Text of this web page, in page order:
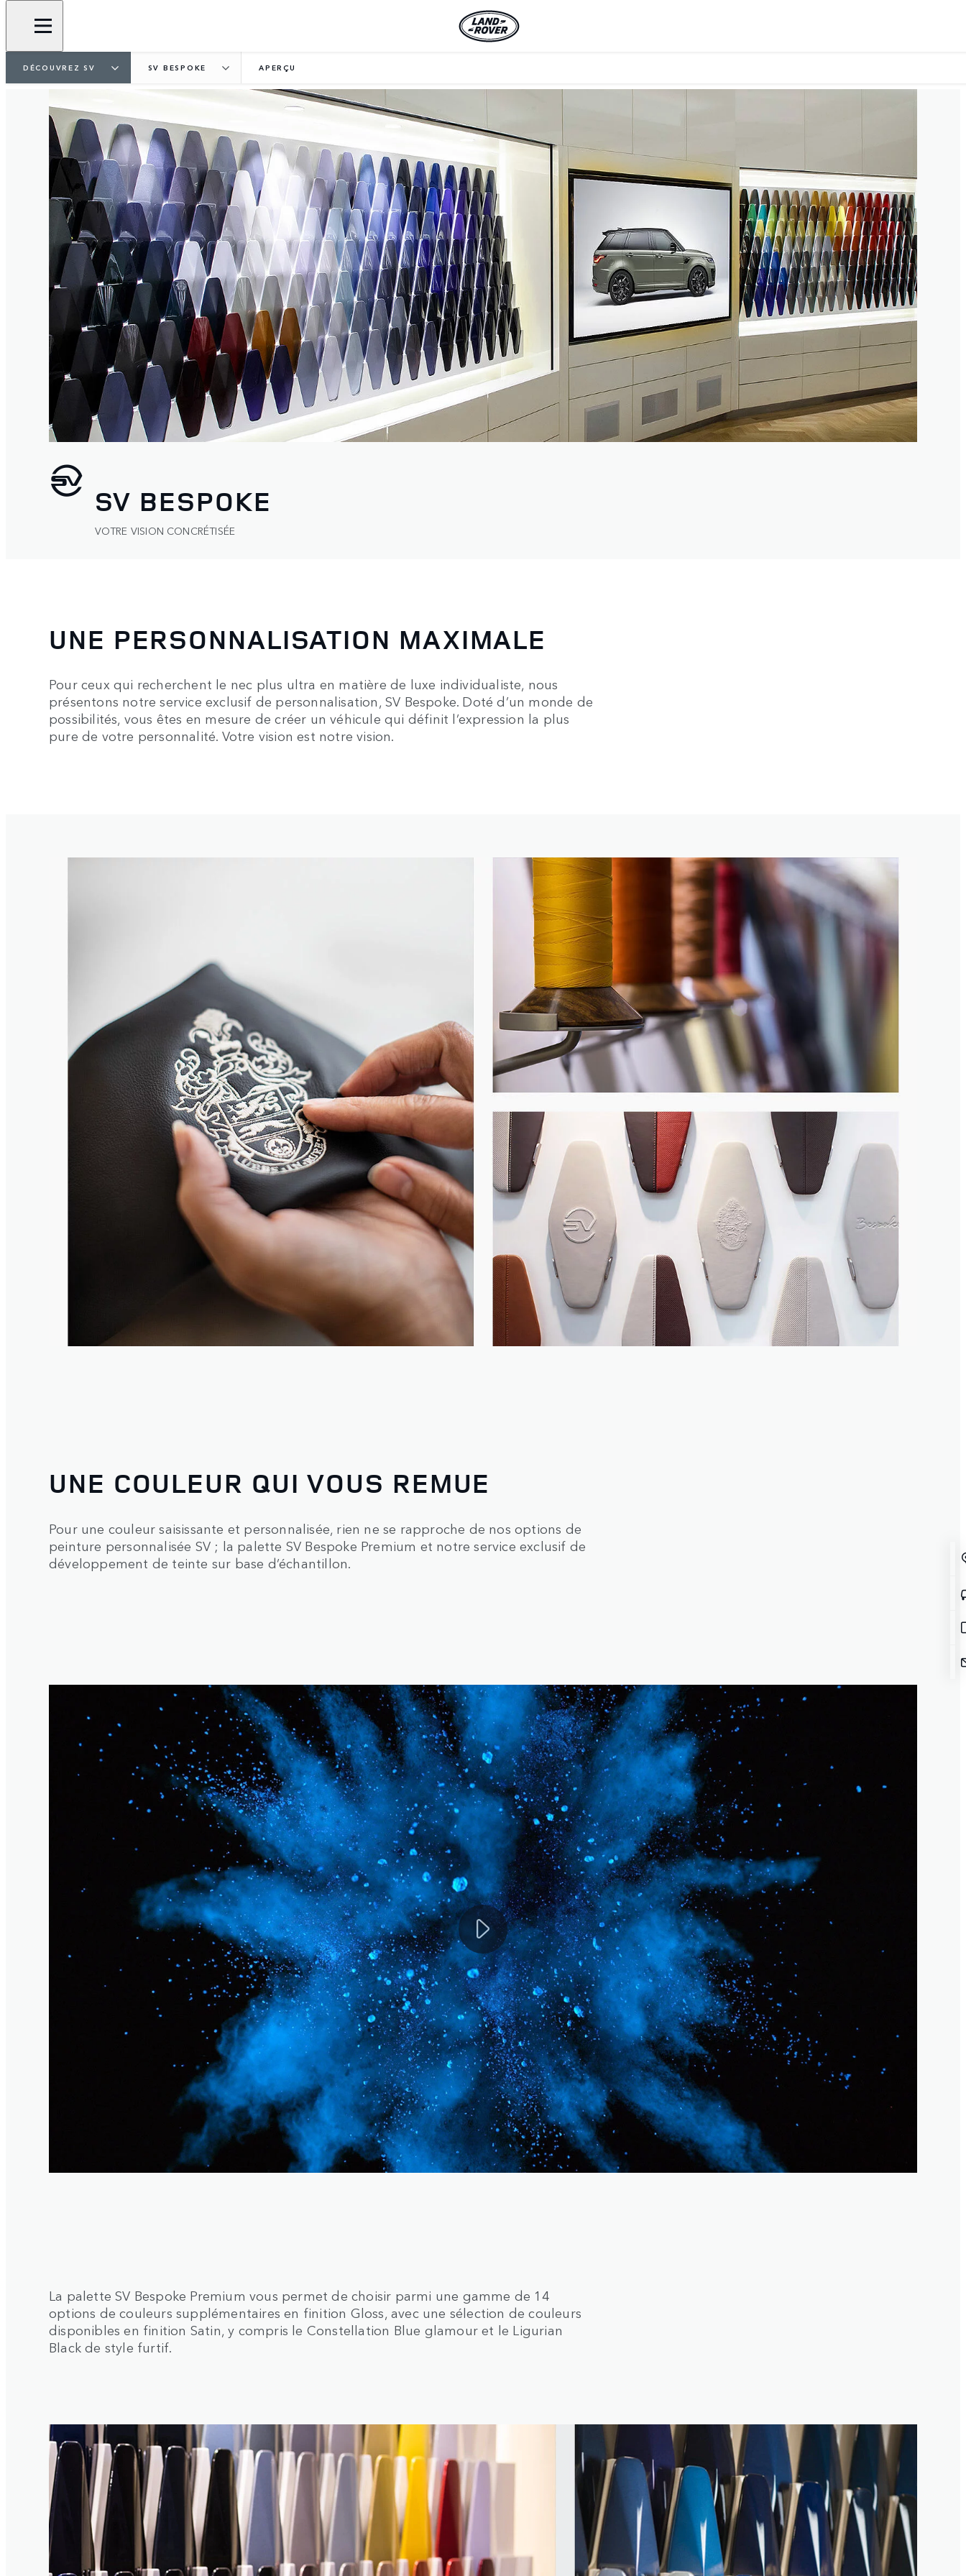
DÉCOUVREZ SV SV BESPOKE APERÇU
SV BESPOKE
VOTRE VISION CONCRÉTISÉE
UNE PERSONNALISATION MAXIMALE
Pour ceux qui recherchent le nec plus ultra en matière de luxe individualiste, nous
présentons notre service exclusif de personnalisation, SV Bespoke. Doté d’un monde de
possibilités, vous êtes en mesure de créer un véhicule qui définit l’expression la plus
pure de votre personnalité. Votre vision est notre vision.
UNE COULEUR QUI VOUS REMUE
Pour une couleur saisissante et personnalisée, rien ne se rapproche de nos options de
peinture personnalisée SV ; la palette SV Bespoke Premium et notre service exclusif de
développement de teinte sur base d’échantillon.
La palette SV Bespoke Premium vous permet de choisir parmi une gamme de 14
options de couleurs supplémentaires en finition Gloss, avec une sélection de couleurs
disponibles en finition Satin, y compris le Constellation Blue glamour et le Ligurian
Black de style furtif.